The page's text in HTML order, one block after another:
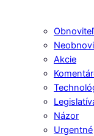
Akcie
Názor
Urgentné